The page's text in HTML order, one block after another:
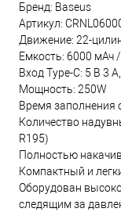
Бренд: Baseus
Артикул:
Движение: 22-
Емкость: 6000 мАч
Вход Type-C: 5 В 3
Мощность: 250W
Время
Количество
R195)
Полностью
Компактный и
Оборудован
следящим за